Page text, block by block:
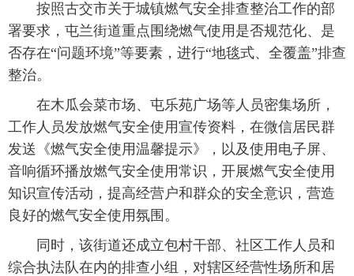
按照古交市关于城镇燃气安全排查整治工作的部
署要求，屯兰街道重点围绕燃气使用是否规范化、是
否存在“问题环境”等要素，进行“地毯式、全覆盖”排查
整治。
在木瓜会菜市场、屯乐苑广场等人员密集场所，
工作人员发放燃气安全使用宣传资料，在微信居民群
发送《燃气安全使用温馨提示》，以及使用电子屏、
音响循环播放燃气安全使用常识，开展燃气安全使用
知识宣传活动，提高经营户和群众的安全意识，营造
良好的燃气安全使用氛围。
同时，该街道还成立包村干部、社区工作人员和
综合执法队在内的排查小组，对辖区经营性场所和居